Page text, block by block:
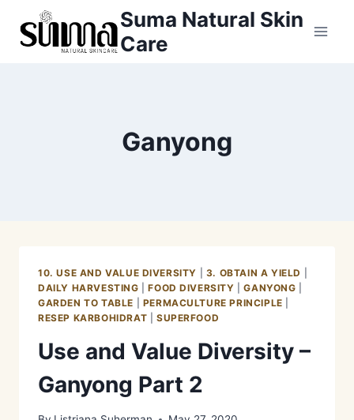
Suma Natural Skin
Care
Ganyong
10. USE AND VALUE DIVERSITY 3. OBTAIN A YIELD
DAILY HARVESTING |FOOD DIVERSITY |GANYONG
GARDEN TO TABLE
PERMACULTURE PRINCIPLE
RESEP KARBOHIDRAT
SUPERFOOD
Use and Value Diversity –
Ganyong Part 2